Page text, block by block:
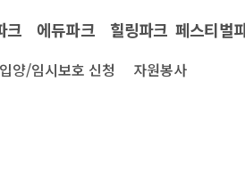
크 에듀파크 힐링파크 페스티벌
입양/임시보호 신청 자원봉사